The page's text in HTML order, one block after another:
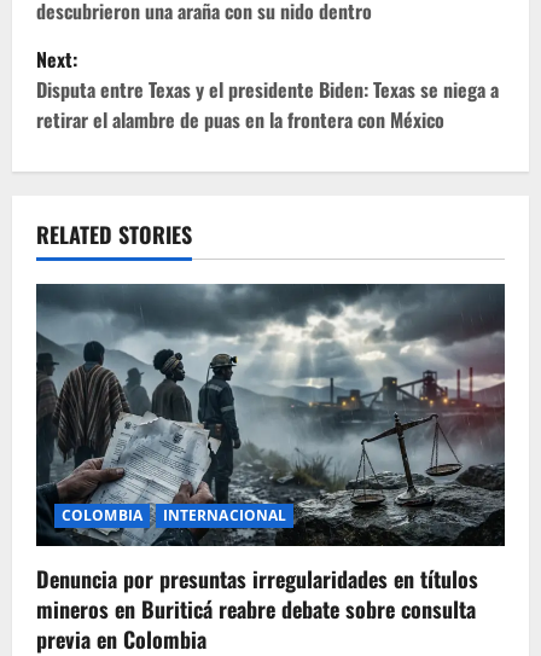
s
t
n
v
i
g
a
t
i
o
n
descubrieron una araña con su nido dentro
Next:
Disputa entre Texas y el presidente Biden: Texas se niega a
retirar el alambre de puas en la frontera con México
RELATED STORIES
COLOMBIA INTERNACIONAL
Denuncia por presuntas irregularidades en títulos
mineros en Buriticá reabre debate sobre consulta
previa en Colombia